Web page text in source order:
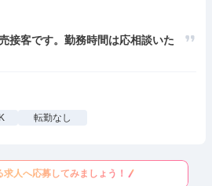
接客です。勤務時間は応相談いた
転勤なし
求人へ応募してみましょう！